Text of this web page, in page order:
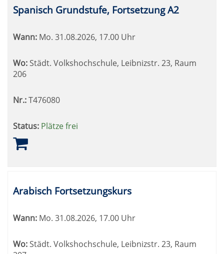
Spanisch Grundstufe, Fortsetzung A2
Wann: Mo. 31.08.2026, 17.00 Uhr
Wo: Städt. Volkshochschule, Leibnizstr. 23, Raum
206
Nr.:T476080
Status: Plätze frei
Arabisch Fortsetzungskurs
Wann: Mo. 31.08.2026, 17.00 Uhr
Wo:Städt. Volkshochschule, Leibnizstr. 23, Raum